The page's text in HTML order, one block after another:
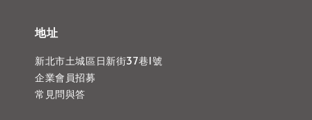
地址
新北市土城區日新街37巷1號
企業會員招募
常見問與答